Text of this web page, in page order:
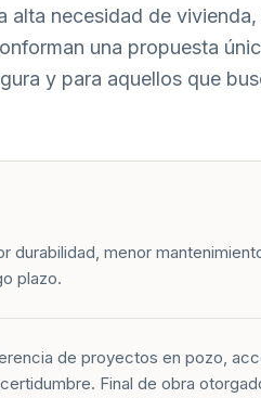
alta necesidad de
una propuesta
y para aquellos que
durabilidad, menor
plazo.
de proyectos en pozo,
Final de obra